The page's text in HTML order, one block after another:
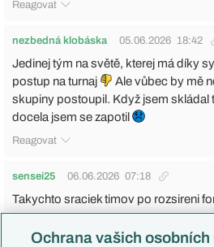
Reagovat
nezbedná klobáska 05.06.2026 18:42
Jedinej tým na světě, kterej má díky
postup na turnaj
Ale vůbec by mě
skupiny postoupil. Když jsem skládal
docela jsem se zapotil
Reagovat
sensei25 06.06.2026 07:18
Takychto sraciek timov po rozsireni
mraky.Atraktivita 0.Sa bude dat nato
Reagovat
Ochrana vašich osobních